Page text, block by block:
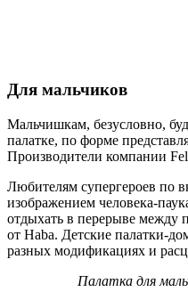
Для мальчиков
Мальчишкам, безусловно,
палатке, по форме
Производители компании
Любителям супергероев по
изображением человека-
отдыхать в перерыве между
от Haba. Детские палатки-
разных модификациях и
Палатка для